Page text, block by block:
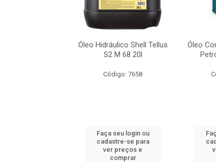
Óleo Hidráulico Shell Tellus
S2 M 68 20l
Código: 7658
Faça seu login ou
cadastre-se para
ver preços e
comprar
Óleo